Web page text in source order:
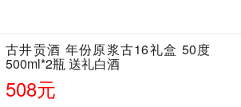
古井贡酒 年份原浆古16礼盒 50度
500ml*2瓶 送礼白酒
508元